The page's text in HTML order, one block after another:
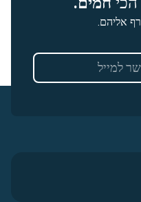
אליהם.